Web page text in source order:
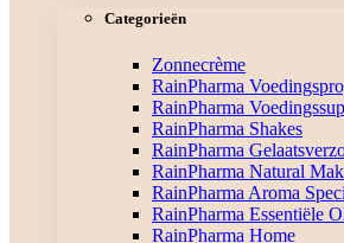
Categorieën
Zonnecrème
RainPharma
RainPharma
RainPharma Shakes
RainPharma
RainPharma Natural
RainPharma Aroma
RainPharma Essentiële
RainPharma Home